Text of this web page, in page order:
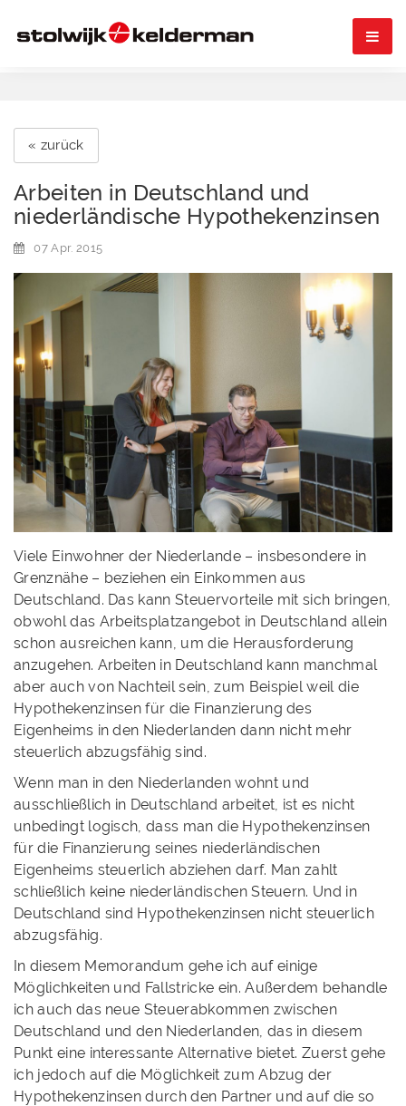

« zurück
Arbeiten in Deutschland und
niederländische Hypothekenzinsen
07 Apr. 2015
Viele Einwohner der Niederlande – insbesondere in
Grenznähe – beziehen ein Einkommen aus
Deutschland. Das kann Steuervorteile mit sich bringen,
obwohl das Arbeitsplatzangebot in Deutschland allein
schon ausreichen kann, um die Herausforderung
anzugehen. Arbeiten in Deutschland kann manchmal
aber auch von Nachteil sein, zum Beispiel weil die
Hypothekenzinsen für die Finanzierung des
Eigenheims in den Niederlanden dann nicht mehr
steuerlich abzugsfähig sind.
Wenn man in den Niederlanden wohnt und
ausschließlich in Deutschland arbeitet, ist es nicht
unbedingt logisch, dass man die Hypothekenzinsen
für die Finanzierung seines niederländischen
Eigenheims steuerlich abziehen darf. Man zahlt
schließlich keine niederländischen Steuern. Und in
Deutschland sind Hypothekenzinsen nicht steuerlich
abzugsfähig.
In diesem Memorandum gehe ich auf einige
Möglichkeiten und Fallstricke ein. Außerdem behandle
ich auch das neue Steuerabkommen zwischen
Deutschland und den Niederlanden, das in diesem
Punkt eine interessante Alternative bietet. Zuerst gehe
ich jedoch auf die Möglichkeit zum Abzug der
Hypothekenzinsen durch den Partner und auf die so